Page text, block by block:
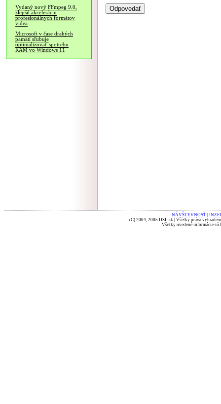
Vydaný nový FFmpeg 9.0,
zlepšil akceleráciu
profesionálnych formátov
videa
Microsoft v čase drahých
pamätí sľubuje
optimalizovať spotrebu
RAM vo Windows 11
NÁVŠTEVNOSŤ
(C) 2004, 2005 DSL.sk | Všetky práva
Všetky uvedené informácie sú